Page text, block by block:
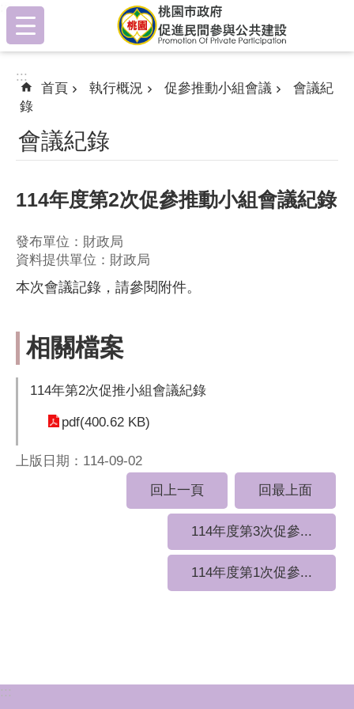
跳到主要內容區塊
:::
:::
首頁 執行概況 促參推動小組會議
會議紀
錄
會議紀錄
114年度第2次促參推動小組會議紀錄
發布單位：財政局
資料提供單位：財政局
本次會議記錄，請參閱附件。
相關檔案
114年第2次促推小組會議紀錄
pdf(400.62 KB)
上版日期：114-09-02
回上一頁
回最上面
114年度第3次促參...
114年度第1次促參...
:::